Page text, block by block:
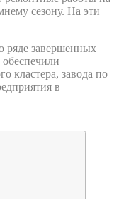
сезону. На эти
ряде завершенных
кластера, завода по
в